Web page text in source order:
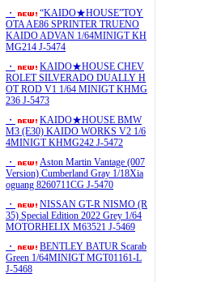
・
“KAIDO★HOUSE”TOY
OTA AE86 SPRINTER TRUENO
KAIDO ADVAN 1/64MINIGT KH
MG214 J-5474
・
KAIDO★HOUSE CHEV
ROLET SILVERADO DUALLY H
OT ROD V1 1/64 MINIGT KHMG
236 J-5473
・
KAIDO★HOUSE BMW
M3 (E30) KAIDO WORKS V2 1/6
4MINIGT KHMG242 J-5472
・
Aston Martin Vantage (007
Version) Cumberland Gray 1/18Xia
oguang 8260711CG J-5470
・
NISSAN GT-R NISMO (R
35) Special Edition 2022 Grey 1/64
MOTORHELIX M63521 J-5469
・
BENTLEY BATUR Scarab
Green 1/64MINIGT MGT01161-L
J-5468